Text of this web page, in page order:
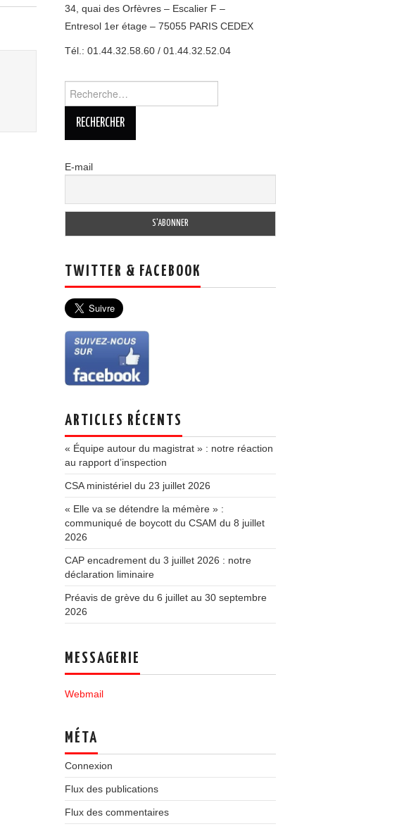
34, quai des Orfèvres – Escalier F –
Entresol 1er étage – 75055 PARIS CEDEX
Tél.: 01.44.32.58.60 / 01.44.32.52.04
E-mail
TWITTER & FACEBOOK
ARTICLES RÉCENTS
« Équipe autour du magistrat » : notre réaction
au rapport d’inspection
CSA ministériel du 23 juillet 2026
« Elle va se détendre la mémère » :
communiqué de boycott du CSAM du 8 juillet
2026
CAP encadrement du 3 juillet 2026 : notre
déclaration liminaire
Préavis de grève du 6 juillet au 30 septembre
2026
MESSAGERIE
Webmail
MÉTA
Connexion
Flux des publications
Flux des commentaires